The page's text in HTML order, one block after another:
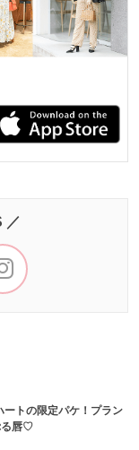
／
トの限定パケ！プラン
る唇♡